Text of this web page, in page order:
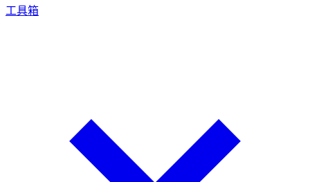
工具箱